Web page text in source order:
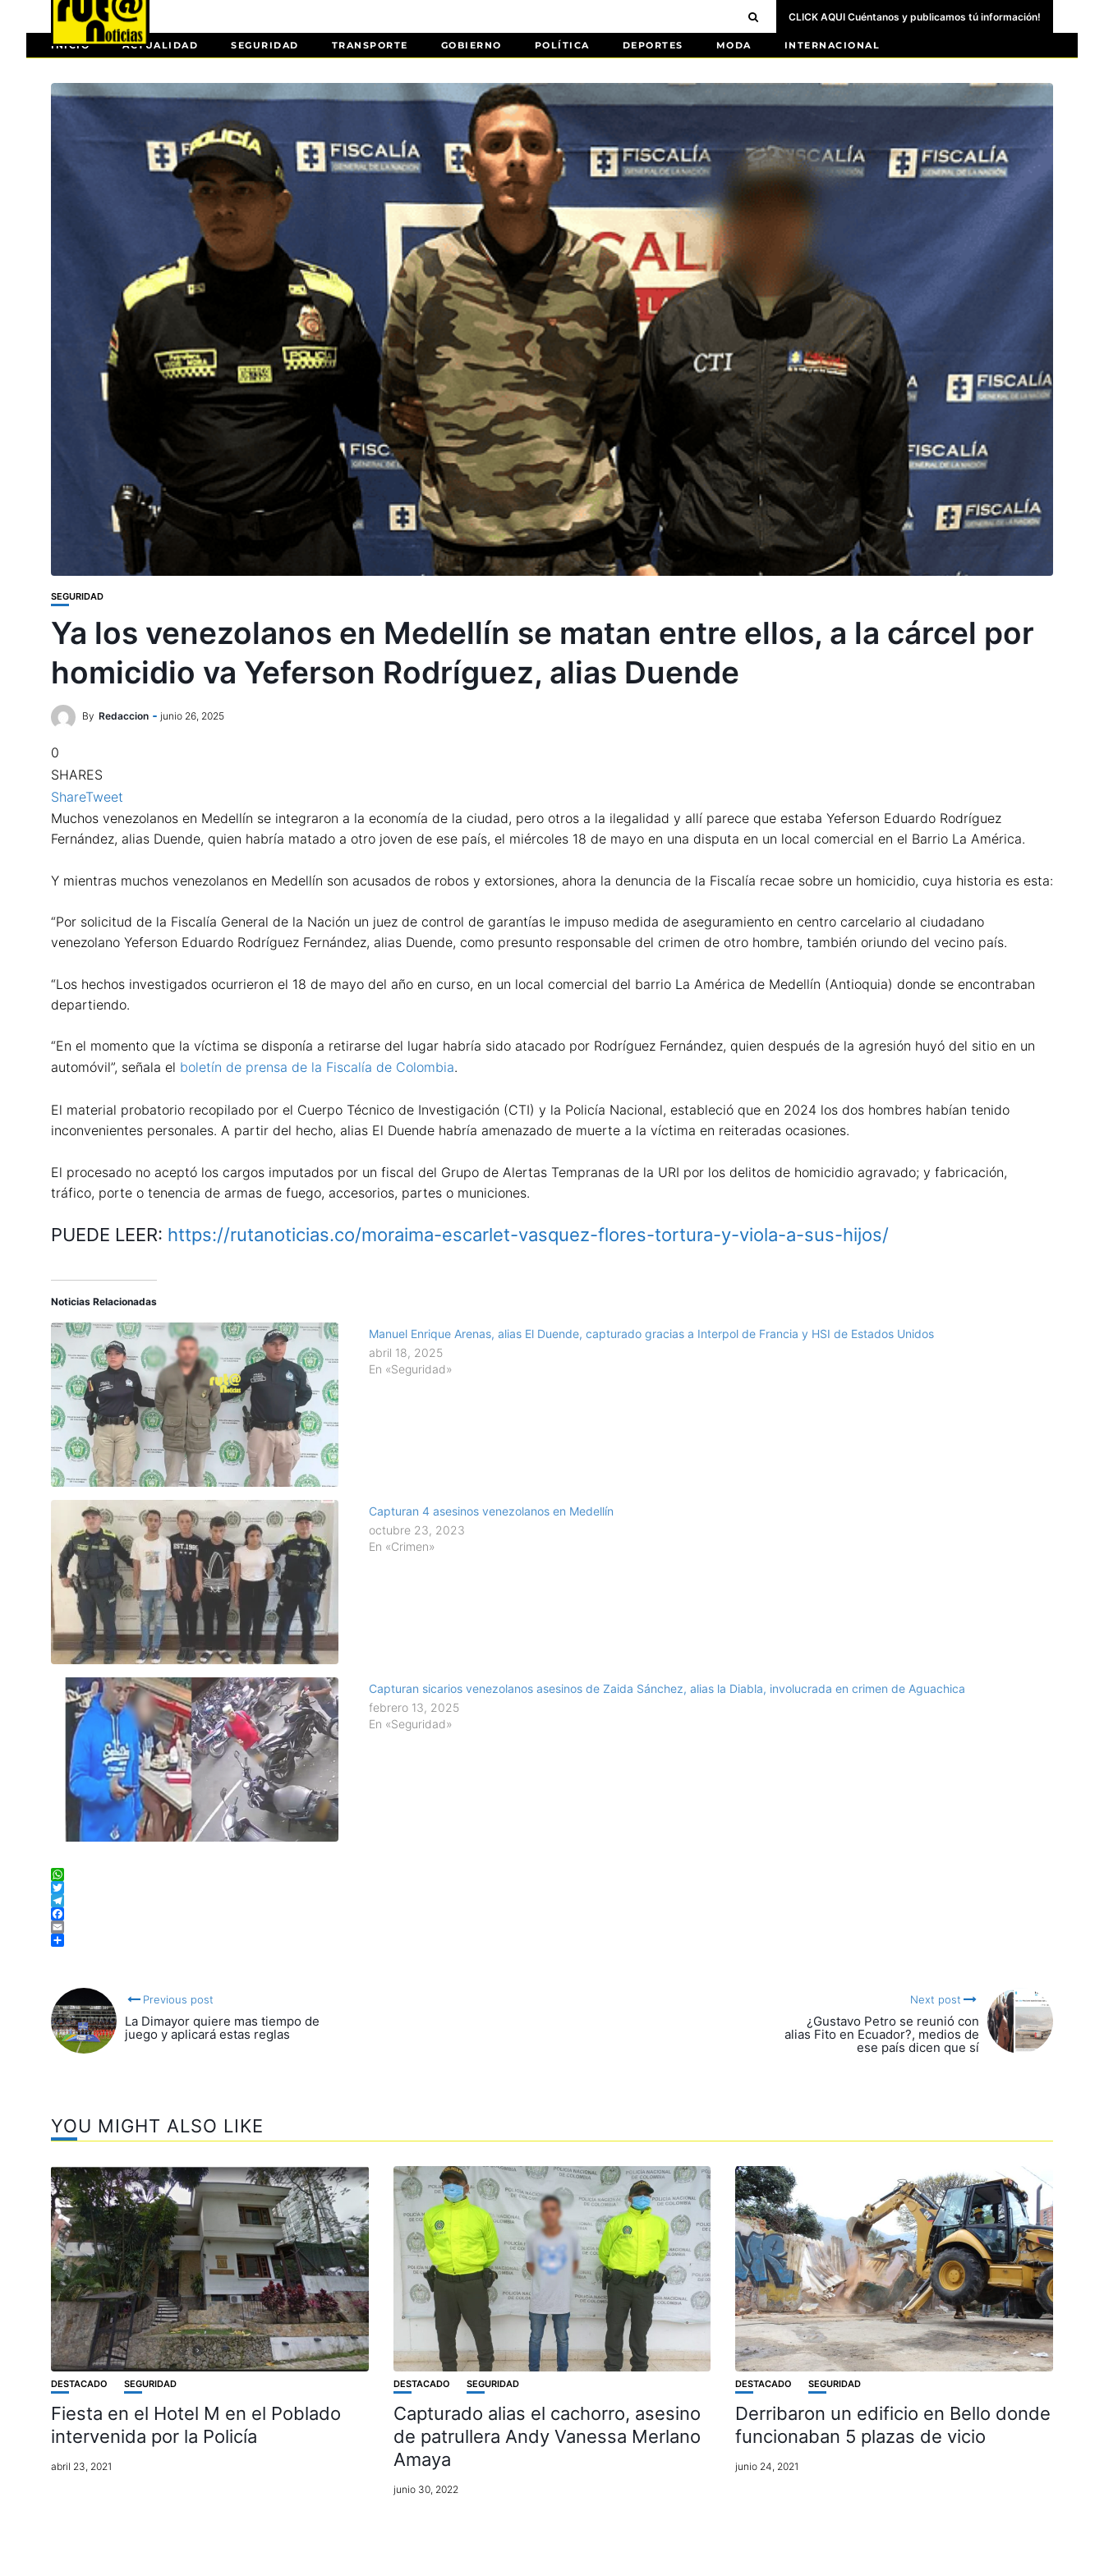
CLICK AQUI Cuéntanos y publicamos tú información!
INICIO ACTUALIDAD SEGURIDAD TRANSPORTE GOBIERNO POLÍTICA DEPORTES MODA INTERNACIONAL
SEGURIDAD
Ya los venezolanos en Medellín se matan entre ellos, a la cárcel por
homicidio va Yeferson Rodríguez, alias Duende
By Redaccion junio 26, 2025
0
SHARES
ShareTweet
Muchos venezolanos en Medellín se integraron a la economía de la ciudad, pero otros a la ilegalidad y allí parece que estaba Yeferson Eduardo Rodríguez
Fernández, alias Duende, quien habría matado a otro joven de ese país, el miércoles 18 de mayo en una disputa en un local comercial en el Barrio La América.
Y mientras muchos venezolanos en Medellín son acusados de robos y extorsiones, ahora la denuncia de la Fiscalía recae sobre un homicidio, cuya historia es esta:
“Por solicitud de la Fiscalía General de la Nación un juez de control de garantías le impuso medida de aseguramiento en centro carcelario al ciudadano
venezolano Yeferson Eduardo Rodríguez Fernández, alias Duende, como presunto responsable del crimen de otro hombre, también oriundo del vecino país.
“Los hechos investigados ocurrieron el 18 de mayo del año en curso, en un local comercial del barrio La América de Medellín (Antioquia) donde se encontraban
departiendo.
“En el momento que la víctima se disponía a retirarse del lugar habría sido atacado por Rodríguez Fernández, quien después de la agresión huyó del sitio en un
automóvil”, señala el boletín de prensa de la Fiscalía de Colombia.
El material probatorio recopilado por el Cuerpo Técnico de Investigación (CTI) y la Policía Nacional, estableció que en 2024 los dos hombres habían tenido
inconvenientes personales. A partir del hecho, alias El Duende habría amenazado de muerte a la víctima en reiteradas ocasiones.
El procesado no aceptó los cargos imputados por un fiscal del Grupo de Alertas Tempranas de la URI por los delitos de homicidio agravado; y fabricación,
tráfico, porte o tenencia de armas de fuego, accesorios, partes o municiones.
PUEDE LEER: https://rutanoticias.co/moraima-escarlet-vasquez-flores-tortura-y-viola-a-sus-hijos/
Noticias Relacionadas
Manuel Enrique Arenas, alias El Duende, capturado gracias a Interpol de Francia y HSI de Estados Unidos
abril 18, 2025
En «Seguridad»
Capturan 4 asesinos venezolanos en Medellín
octubre 23, 2023
En «Crimen»
Capturan sicarios venezolanos asesinos de Zaida Sánchez, alias la Diabla, involucrada en crimen de Aguachica
febrero 13, 2025
En «Seguridad»
WhatsApp
Twitter
Telegram
Facebook
Email
Previous post
La Dimayor quiere mas tiempo de
juego y aplicará estas reglas
Next post
¿Gustavo Petro se reunió con
alias Fito en Ecuador?, medios de
ese país dicen que sí
YOU MIGHT ALSO LIKE
DESTACADO SEGURIDAD
Fiesta en el Hotel M en el Poblado
intervenida por la Policía
abril 23, 2021
DESTACADO SEGURIDAD
Capturado alias el cachorro, asesino
de patrullera Andy Vanessa Merlano
Amaya
junio 30, 2022
DESTACADO SEGURIDAD
Derribaron un edificio en Bello donde
funcionaban 5 plazas de vicio
junio 24, 2021